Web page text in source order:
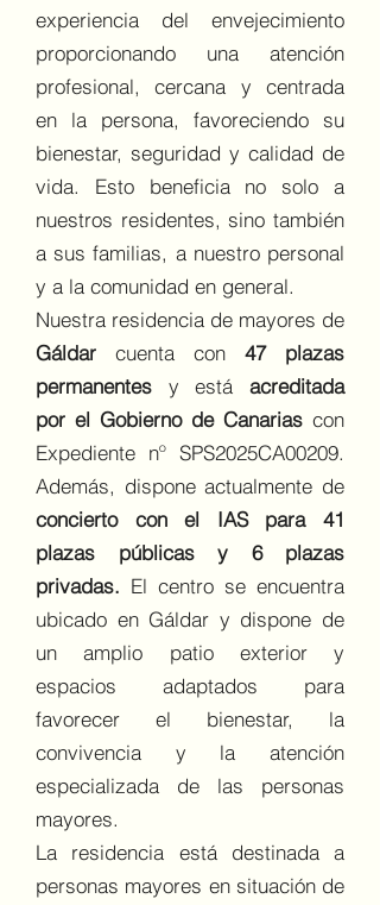
experiencia del envejecimiento
proporcionando una atención
profesional, cercana y centrada
en la persona, favoreciendo su
bienestar, seguridad y calidad de
vida. Esto beneficia no solo a
nuestros residentes, sino también
a sus familias, a nuestro personal
y a la comunidad en general.
Nuestra residencia de mayores de
Gáldar cuenta con 47 plazas
permanentes y está acreditada
por el Gobierno de Canarias con
Expediente nº SPS2025CA00209.
Además, dispone actualmente de
concierto con el IAS para 41
plazas públicas y 6 plazas
privadas. El centro se encuentra
ubicado en Gáldar y dispone de
un amplio patio exterior y
espacios adaptados para
favorecer el bienestar, la
convivencia y la atención
especializada de las personas
mayores.
La residencia está destinada a
personas mayores en situación de